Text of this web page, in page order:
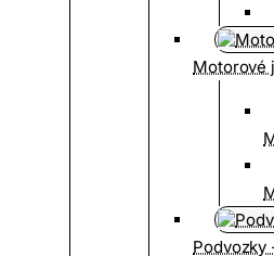
Motorové
Podvozky